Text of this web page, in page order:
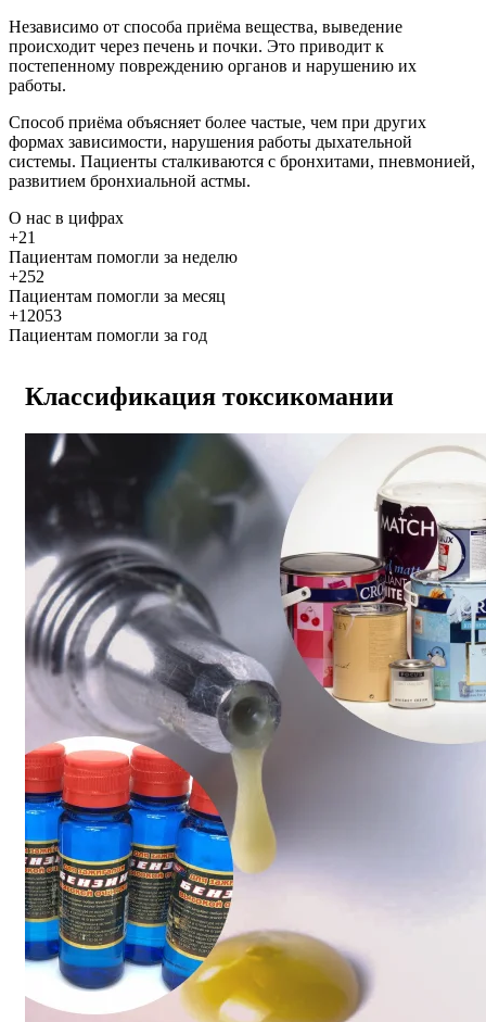
Независимо от способа приёма вещества, выведение
происходит через печень и почки. Это приводит к
постепенному повреждению органов и нарушению их
работы.
Способ приёма объясняет более частые, чем при других
формах зависимости, нарушения работы дыхательной
системы. Пациенты сталкиваются с бронхитами, пневмонией,
развитием бронхиальной астмы.
О нас в цифрах
+21
Пациентам помогли за неделю
+252
Пациентам помогли за месяц
+12053
Пациентам помогли за год
Классификация токсикомании